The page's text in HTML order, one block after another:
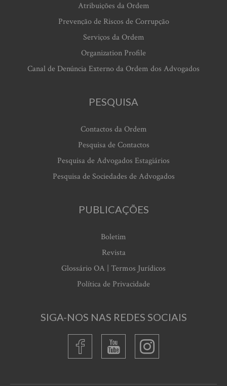
Atribuições da Ordem
Prevenção de Riscos de Corrupção
Serviços da Ordem
Organization Profile
Canal de Denúncia Externo da Ordem dos Advogados
PESQUISA
Contactos da Ordem
Pesquisa de Contactos
Pesquisa de Advogados Estagiários
Pesquisa de Sociedades de Advogados
PUBLICAÇÕES
Boletim
Revista
Glossário OA | Termos Jurídicos
Política de Privacidade
SIGA-NOS NAS REDES SOCIAIS